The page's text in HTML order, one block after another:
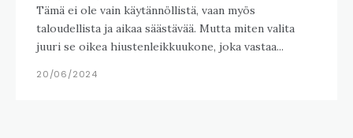
Tämä ei ole vain käytännöllistä, vaan myös
taloudellista ja aikaa säästävää. Mutta miten valita
juuri se oikea hiustenleikkuukone, joka vastaa...
20/06/2024